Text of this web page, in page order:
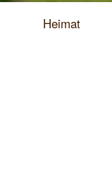
Heimat